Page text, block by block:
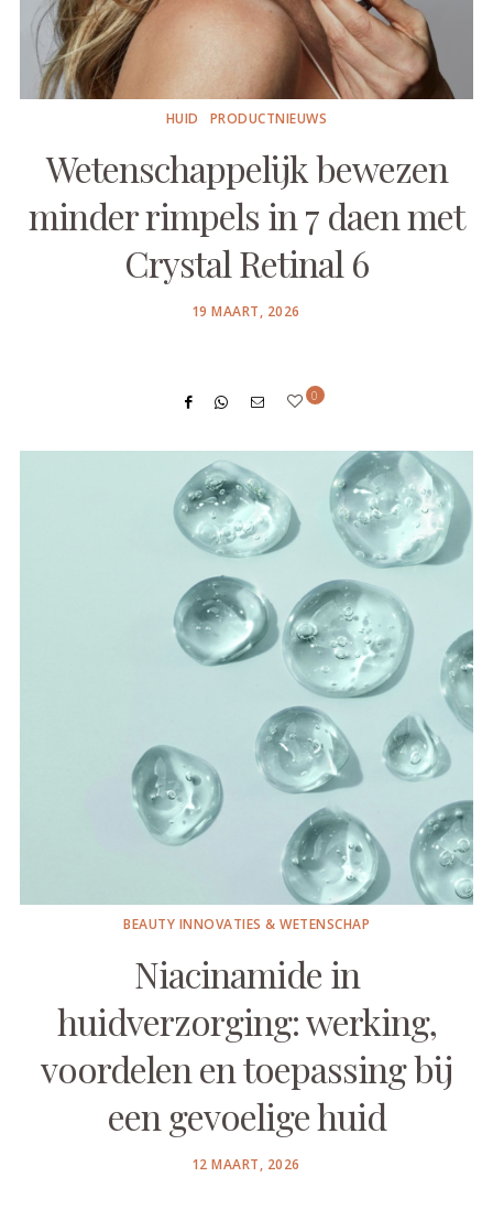
HUID PRODUCTNIEUWS
Wetenschappelijk bewezen
minder rimpels in 7 daen met
Crystal Retinal 6
POSTED
19 MAART, 2026
0
BEAUTY INNOVATIES & WETENSCHAP
Niacinamide in
huidverzorging: werking,
voordelen en toepassing bij
een gevoelige huid
POSTED
12 MAART, 2026